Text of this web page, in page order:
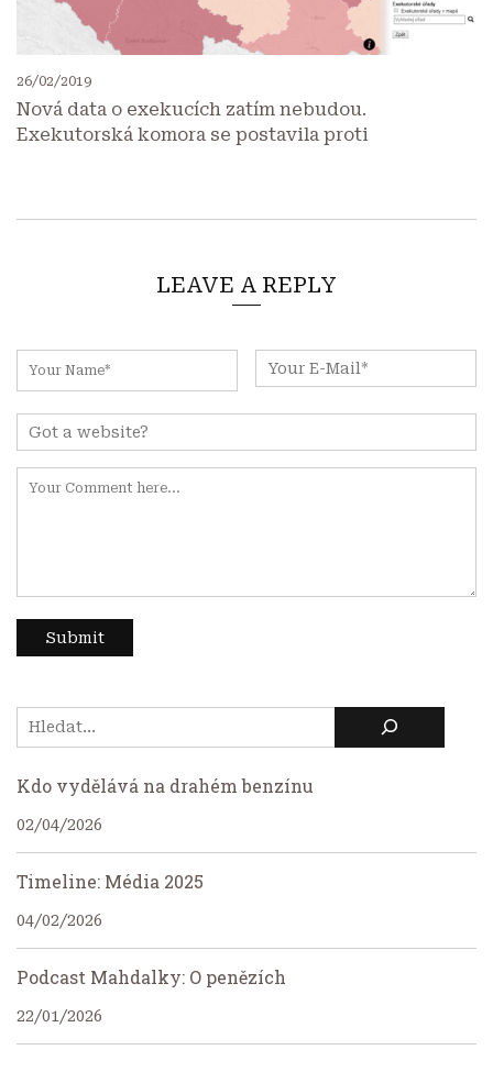
26/02/2019
Nová data o exekucích zatím nebudou.
Exekutorská komora se postavila proti
LEAVE A REPLY
Kdo vydělává na drahém benzínu
02/04/2026
Timeline: Média 2025
04/02/2026
Podcast Mahdalky: O penězích
22/01/2026